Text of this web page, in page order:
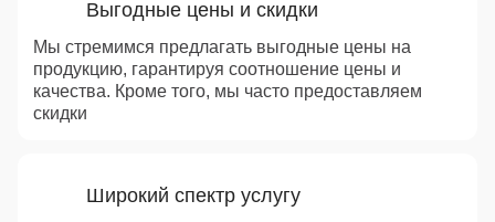
Выгодные цены и скидки
Мы стремимся предлагать выгодные цены на
продукцию, гарантируя соотношение цены и
качества. Кроме того, мы часто предоставляем
скидки
Широкий спектр услугу